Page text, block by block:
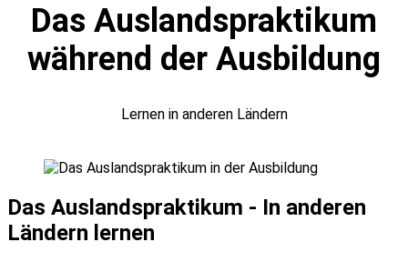
Das Auslandspraktikum
während der Ausbildung
Lernen in anderen Ländern
Das Auslandspraktikum - In anderen
Ländern lernen